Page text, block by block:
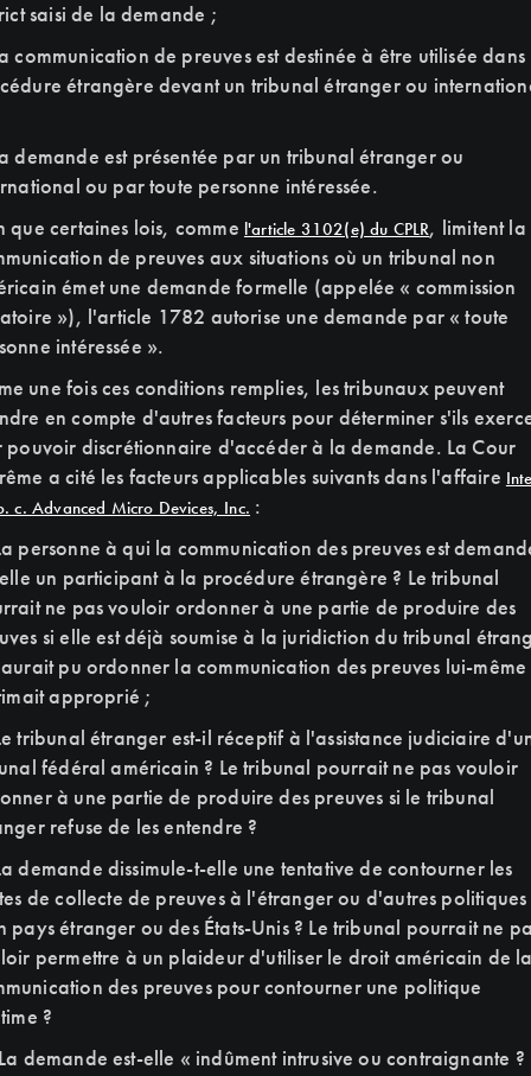
saisi de la demande ;
communication de preuves est destinée à être utilisée dans
étrangère devant un tribunal étranger ou
demande est présentée par un tribunal étranger ou
ou par toute personne intéressée.
que certaines lois, comme l'article 3102(e) du CPLR, limitent la
de preuves aux situations où un tribunal non
émet une demande formelle (appelée « commission
»), l'article 1782 autorise une demande par « toute
intéressée ».
une fois ces conditions remplies, les tribunaux peuvent
en compte d'autres facteurs pour déterminer s'ils
pouvoir discrétionnaire d'accéder à la demande. La Cour
a cité les facteurs applicables suivants dans l'affaire
c. Advanced Micro Devices, Inc. :
personne à qui la communication des preuves est
un participant à la procédure étrangère ? Le tribunal
ne pas vouloir ordonner à une partie de produire des
si elle est déjà soumise à la juridiction du tribunal
pu ordonner la communication des preuves lui-même
approprié ;
tribunal étranger est-il réceptif à l'assistance judiciaire
fédéral américain ? Le tribunal pourrait ne pas vouloir
à une partie de produire des preuves si le tribunal
refuse de les entendre ?
demande dissimule-t-elle une tentative de contourner les
de collecte de preuves à l'étranger ou d'autres politiques
pays étranger ou des États-Unis ? Le tribunal pourrait ne
permettre à un plaideur d'utiliser le droit américain de
des preuves pour contourner une politique
?
demande est-elle « indûment intrusive ou contraignante ?